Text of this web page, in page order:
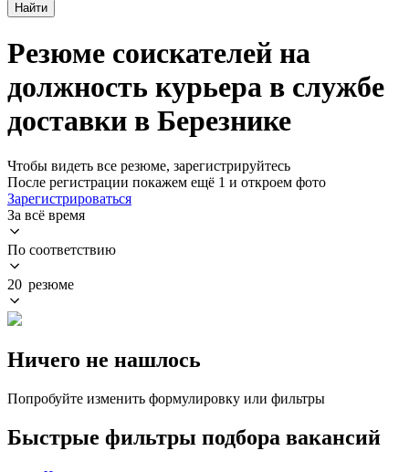
Найти
Резюме соискателей на
должность курьера в службе
доставки в Березнике
Чтобы видеть все резюме, зарегистрируйтесь
После регистрации покажем ещё 1 и откроем фото
Зарегистрироваться
За всё время
По соответствию
20 резюме
Ничего не нашлось
Попробуйте изменить формулировку или фильтры
Быстрые фильтры подбора вакансий